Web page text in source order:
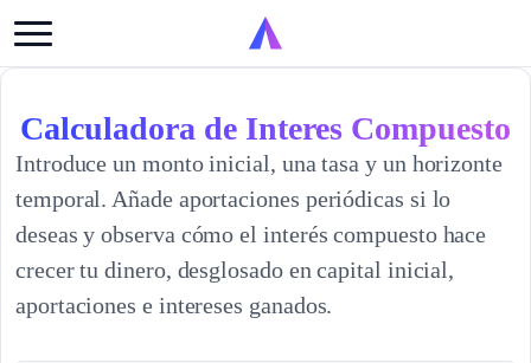
Calculadora de Interes Compuesto
Introduce un monto inicial, una tasa y un horizonte
temporal. Añade aportaciones periódicas si lo
deseas y observa cómo el interés compuesto hace
crecer tu dinero, desglosado en capital inicial,
aportaciones e intereses ganados.